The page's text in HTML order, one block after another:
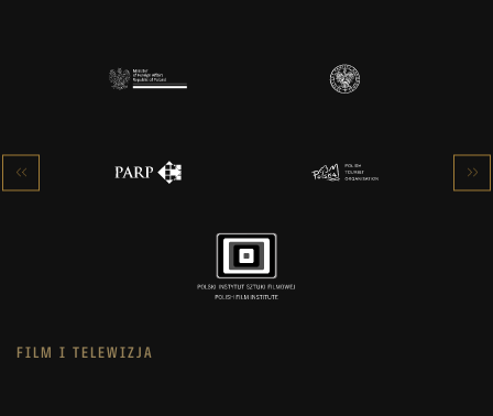
FILM I TELEWIZJA